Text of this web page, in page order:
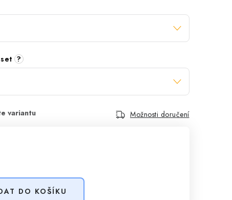
?
Možnosti doručení
DO KOŠÍKU